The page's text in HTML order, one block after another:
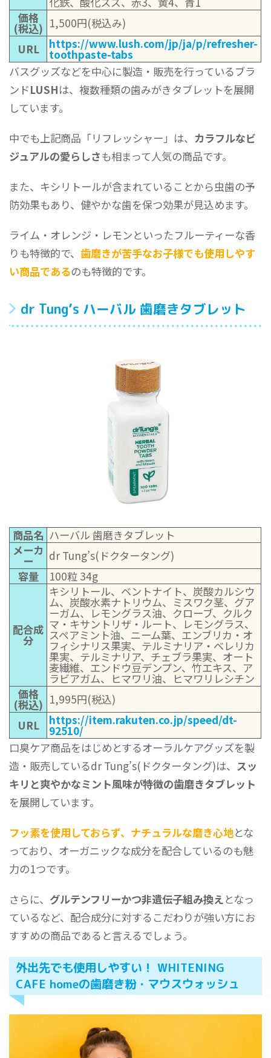
価格
(税込) 1,500円(税込み)
URL
https://www.lush.com/jp/ja/p/refresher-
toothpaste-tabs
バスグッズなどを中心に製造・販売を行っているブラ
ンドLUSHは、複数種類の歯みがきタブレットを展開
しています。
中でも上記商品「リフレッシャー」は、 カラフルなビ
ジュアルの愛らしさも相まって人気の商品です。
また、キシリトールが含まれていることから虫歯の予
防効果もあり、健やかな歯を保つ効果が見込めます。
ライム・オレンジ・レモンといったフルーティーな香
りも特徴的で、歯磨きが苦手なお子様でも使用しやす
い商品であるのも特徴的です。
dr Tung’s ハーバル 歯磨きタブレット
商品名 ハーバル 歯磨きタブレット
メーカ
ー
dr Tung’s(ドクタータング)
容量
100粒 34g
配合成
分
キシリトール、ベントナイト、炭酸カルシウ
ム、炭酸水素ナトリウム、ミスワク茎、グア
ーガム、レモングラス油、クローブ、クルク
マ・キサントリザ・ルート、レモングラス、
スペアミント油、ニーム葉、エンブリカ・オ
フィシナリス果実、テルミナリア・ベレリカ
果実、テルミナリア、チェブラ果実、オート
麦繊維、エンドウ豆デンプン、竹エキス、ア
ラビアガム、ヒマワリ油、ヒマワリレシチン
価格
(税込) 1,995円(税込)
URL
https://item.rakuten.co.jp/speed/dt-
92510/
口臭ケア商品をはじめとするオーラルケアグッズを製
造・販売しているdr Tung’s(ドクタータング)は、 スッ
キリと爽やかなミント風味が特徴の歯磨きタブレット
を展開しています。
フッ素を使用しておらず、ナチュラルな磨き心地とな
っており、オーガニックな成分を配合しているのも魅
力の1つです。
さらに、 グルテンフリーかつ非遺伝子組み換えとなっ
ているなど、配合成分に対するこだわりが強い方にお
すすめの商品であると言えるでしょう。
外出先でも使用しやすい！ WHITENING
CAFE homeの歯磨き粉・マウスウォッシュ